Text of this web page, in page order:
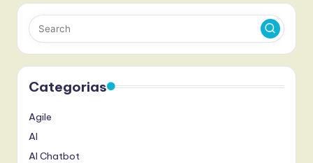
Categorias
Agile
AI
AI Chatbot